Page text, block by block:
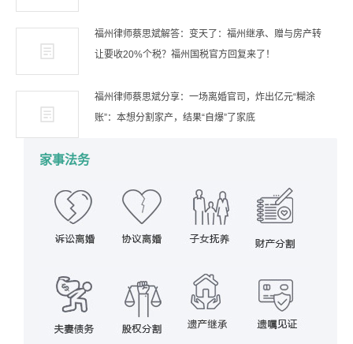
福州律师蔡思斌解答：变天了：福州继承、赠与房产转
让要收20%个税？福州国税官方回复来了！
福州律师蔡思斌分享：一场离婚官司，炸出亿元“糊涂
账”：本想分割家产，结果“自爆”了家底
家事法务